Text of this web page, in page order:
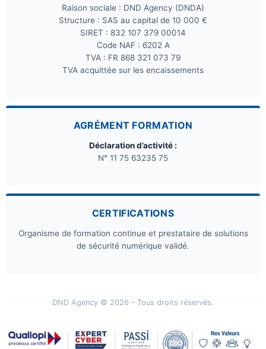
Raison sociale : DND Agency (DNDA)
Structure : SAS au capital de 10 000 €
SIRET : 832 107 379 00014
Code NAF : 6202 A
TVA : FR 868 321 073 79
TVA acquittée sur les encaissements
AGRÉMENT FORMATION
Déclaration d’activité :
N° 11 75 63235 75
CERTIFICATIONS
Organisme de formation continue et prestataire de solutions
de sécurité numérique validé.
DND Agency © 2026 – Tous droits réservés.